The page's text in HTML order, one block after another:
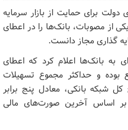
دولت برای حمایت از بازار سرمایه
از مصوبات، بانک‌ها را در اعطای
گذاری مجاز دانست.
به بانک‌ها اعلام کرد که اعطای
بوده و حداکثر مجموع تسهیلات
شبکه بانکی، معادل پنج برابر
اساس آخرین صورت‌های مالی